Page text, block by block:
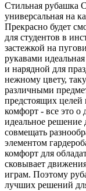
Стильная рубашка
универсальная на
Прекрасно будет
для студентов в
застежкой на
рукавами
и нарядной для
нежному цвету,
различными
предстоящих целей
комфорт - все это
идеальное решение
совмещать
элементом
комфорт для
сковывает
играм. Поэтому
лучших решений